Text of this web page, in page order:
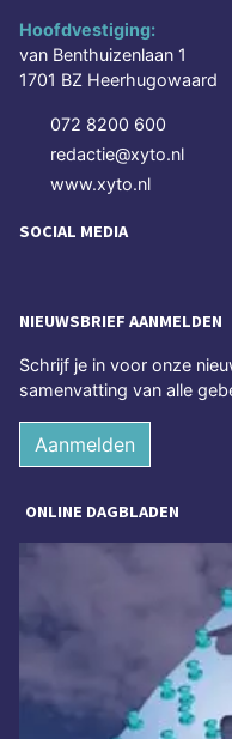
Hoofdvestiging:
van Benthuizenlaan 1
1701 BZ Heerhugowaard
072 8200 600
redactie@xyto.nl
www.xyto.nl
SOCIAL MEDIA
NIEUWSBRIEF AANMELDEN
Schrijf je in voor onze
samenvatting van alle
Aanmelden
ONLINE DAGBLADEN